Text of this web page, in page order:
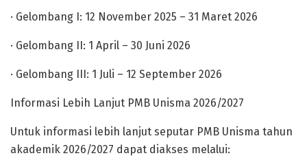
· Gelombang I: 12 November 2025 – 31 Maret 2026
· Gelombang II: 1 April – 30 Juni 2026
· Gelombang III: 1 Juli – 12 September 2026
Informasi Lebih Lanjut PMB Unisma 2026/2027
Untuk informasi lebih lanjut seputar PMB Unisma tahun
akademik 2026/2027 dapat diakses melalui: